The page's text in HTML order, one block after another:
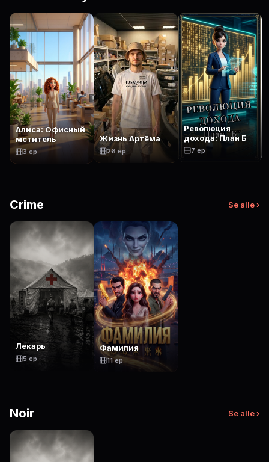
Алиса: Офисный
мститель
3 ep
Жизнь Артёма
26 ep
Революция
дохода: План Б
7 ep
Crime Se alle ›
Лекарь
5 ep
Фамилия
11 ep
Noir Se alle ›